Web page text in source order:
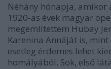
Néhány hónapja, amikor
1920-as évek magyar
megemlítettem Hubay
Karenina Annáját is,
esetleg érdemes lehet
homályából. Sok, első